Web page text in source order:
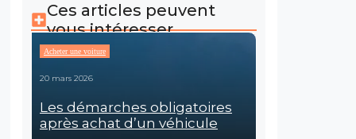
Ces articles peuvent
vous intéresser
Acheter une voiture
20 mars 2026
Les démarches obligatoires
après achat d’un véhicule